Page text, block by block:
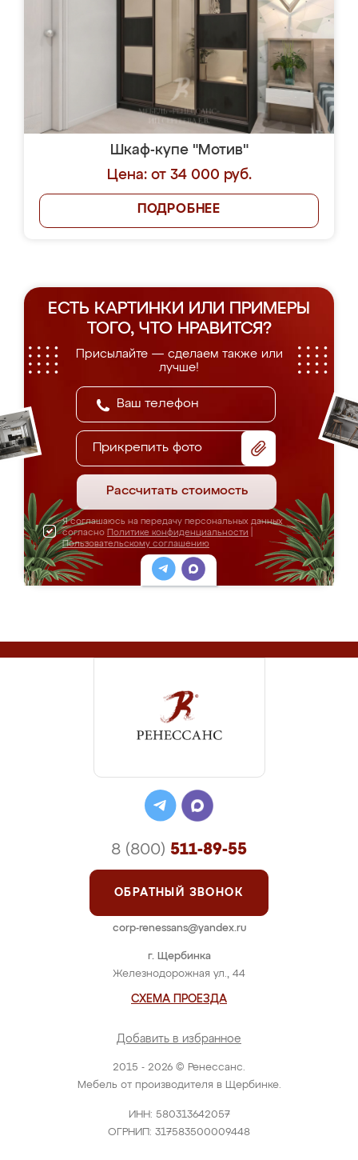
Шкаф-купе "Мотив"
Цена: от 34 000 руб.
ПОДРОБНЕЕ
ЕСТЬ КАРТИНКИ ИЛИ ПРИМЕРЫ
ТОГО, ЧТО НРАВИТСЯ?
Присылайте — сделаем также или
лучше!
Прикрепить фото
Рассчитать стоимость
Я соглашаюсь на передачу персональных данных
согласно Политике конфиденциальности
Пользовательскому соглашению
2015 - 2026 © Ренессанс.
Мебель от производителя в Щербинке.
ИНН: 580313642057
ОГРНИП: 317583500009448
г. Щербинка
Железнодорожная ул., 44
СХЕМА ПРОЕЗДА
Добавить в избранное
8 (800) 511-89-55
ОБРАТНЫЙ ЗВОНОК
corp-renessans@yandex.ru